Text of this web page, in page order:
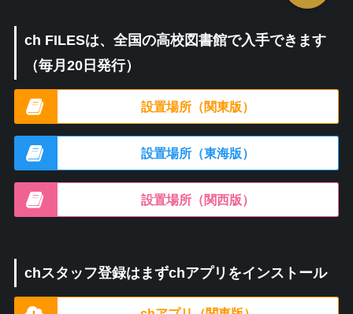
ch FILESは、全国の高校図書館で入手できます
（毎月20日発行）
設置場所（関東版）
設置場所（東海版）
設置場所（関西版）
chスタッフ登録はまずchアプリをインストール